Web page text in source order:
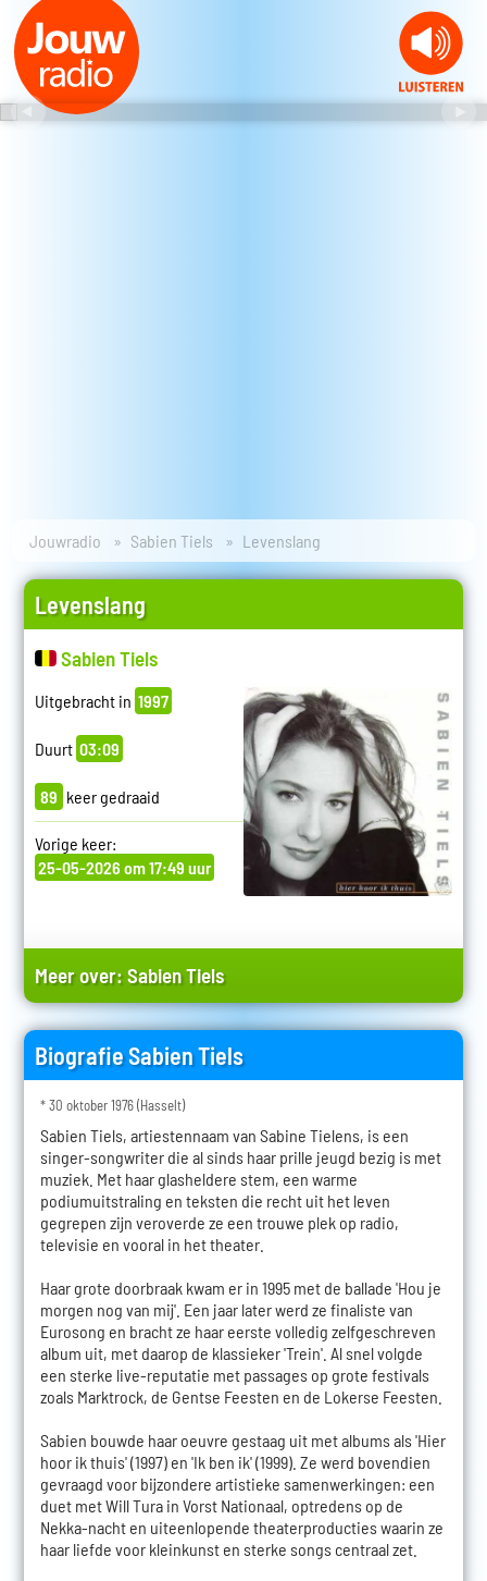
Jouwradio Sabien Tiels Levenslang
Levenslang
Sabien Tiels
Uitgebracht in 1997
Duurt 03:09
89 keer gedraaid
Vorige keer:
25-05-2026 om 17:49 uur
Meer over:Sabien Tiels
Biografie Sabien Tiels
* 30 oktober 1976 (Hasselt)
Sabien Tiels, artiestennaam van Sabine Tielens, is een
singer-songwriter die al sinds haar prille jeugd bezig is met
muziek. Met haar glasheldere stem, een warme
podiumuitstraling en teksten die recht uit het leven
gegrepen zijn veroverde ze een trouwe plek op radio,
televisie en vooral in het theater.
Haar grote doorbraak kwam er in 1995 met de ballade 'Hou je
morgen nog van mij'. Een jaar later werd ze finaliste van
Eurosong en bracht ze haar eerste volledig zelfgeschreven
album uit, met daarop de klassieker 'Trein'. Al snel volgde
een sterke live-reputatie met passages op grote festivals
zoals Marktrock, de Gentse Feesten en de Lokerse Feesten.
Sabien bouwde haar oeuvre gestaag uit met albums als 'Hier
hoor ik thuis' (1997) en 'Ik ben ik' (1999). Ze werd bovendien
gevraagd voor bijzondere artistieke samenwerkingen: een
duet met Will Tura in Vorst Nationaal, optredens op de
Nekka-nacht en uiteenlopende theaterproducties waarin ze
haar liefde voor kleinkunst en sterke songs centraal zet.